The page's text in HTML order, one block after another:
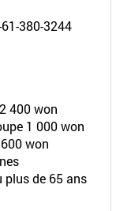
380-3244
400 won
1 000 won
won
de 65 ans